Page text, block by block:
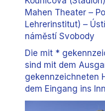
Mahen Theater –
Lehrerinstitut) –
náměstí Svobody
Die mit *
sind mit dem
gekennzeichneten
dem Eingang ins